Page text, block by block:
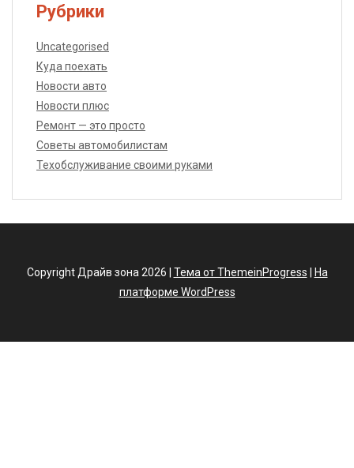
Рубрики
Uncategorised
Куда поехать
Новости авто
Новости плюс
Ремонт — это просто
Советы автомобилистам
Техобслуживание своими руками
Copyright Драйв зона 2026 | Тема от ThemeinProgress
На
платформе WordPress